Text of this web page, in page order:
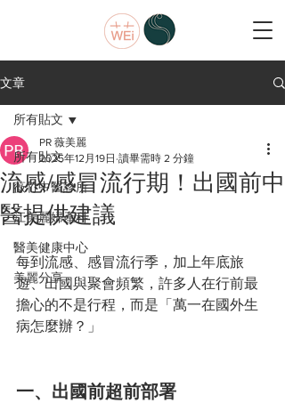
文章
所有貼文
薇竹中醫診所
江美麗婦產科
醫美健康中心
美麗分享
所有貼文
流感/感冒流行期！出國前中
醫提供建議
PR 薇美麗
2025年12月19日 讀畢需時 2 分鐘
每到流感、感冒流行季，加上年底旅
遊、出國與聚會頻繁，許多人在行前最
擔心的不是行程，而是「萬一在國外生
病怎麼辦？」
一、出國前超前部署